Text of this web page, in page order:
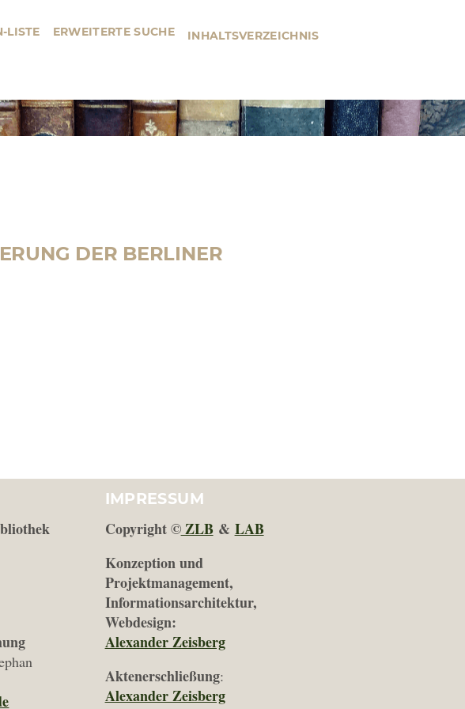
LISTE ERWEITERTE SUCHE INHALTSVERZEICHNIS
DER BERLINER
IMPRESSUM
Copyright ©ZLB & LAB
Konzeption und
Projektmanagement,
Informationsarchitektur,
Webdesign:
Alexander Zeisberg
Aktenerschließung:
Alexander Zeisberg